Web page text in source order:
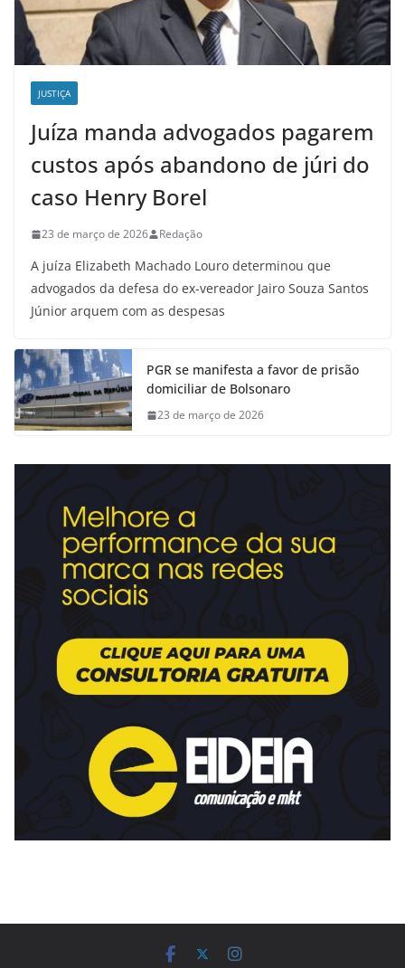
JUSTIÇA
Juíza manda advogados pagarem
custos após abandono de júri do
caso Henry Borel
23 de março de 2026 Redação
A juíza Elizabeth Machado Louro determinou que
advogados da defesa do ex-vereador Jairo Souza Santos
Júnior arquem com as despesas
PGR se manifesta a favor de prisão
domiciliar de Bolsonaro
23 de março de 2026